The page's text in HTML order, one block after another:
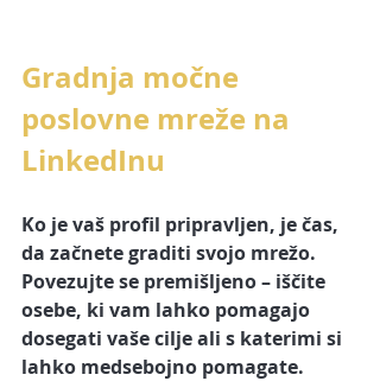
Gradnja močne
poslovne mreže na
LinkedInu
Ko je vaš profil pripravljen, je čas,
da začnete graditi svojo mrežo.
Povezujte se premišljeno – iščite
osebe, ki vam lahko pomagajo
dosegati vaše cilje ali s katerimi si
lahko medsebojno pomagate.